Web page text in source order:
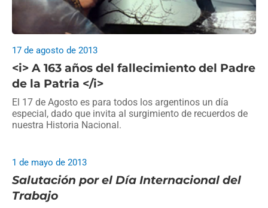
<i> A 163 años del fallecimiento del Padre
de la Patria </i>
17 de agosto de 2013
El 17 de Agosto es para todos los argentinos un día
especial, dado que invita al surgimiento de recuerdos de
nuestra Historia Nacional.
Salutación por el Día Internacional del
Trabajo
1 de mayo de 2013